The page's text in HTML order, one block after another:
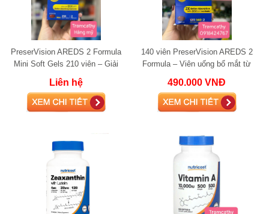
PreserVision AREDS 2 Formula
Mini Soft Gels 210 viên – Giải
Liên hệ
140 viên PreserVision AREDS 2
Formula – Viên uống bổ mắt từ
cải thiện t
490.000 VNĐ